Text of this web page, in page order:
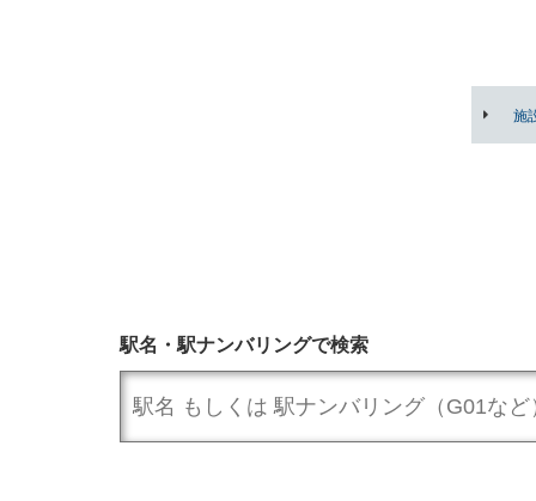
施
駅名・駅ナンバリングで検索